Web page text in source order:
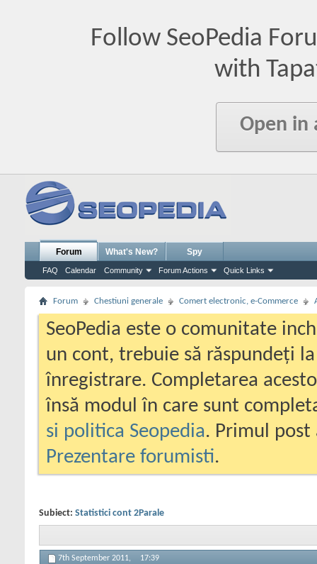
Follow SeoPedia
with
Open in
Forum
FAQ Calendar Community Forum Actions Quick Links
What's New? Spy
Forum Chestiuni generale Comert electronic, e-Commerce
SeoPedia este o comunitate
un cont, trebuie să răspundeți
înregistrare. Completarea
însă modul în care sunt
si politica Seopedia. Primul
Prezentare forumisti.
Subiect: Statistici cont 2Parale
7th September 2011, 17:39